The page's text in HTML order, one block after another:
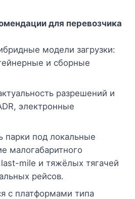
для перевозчика
модели загрузки:
и сборные
разрешений и
электронные
парки под локальные
малогабаритного
mile и тяжёлых тягачей
рейсов.
с платформами типа